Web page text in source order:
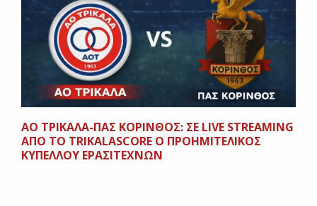
ΑΟ ΤΡΙΚΑΛΑ-ΠΑΣ ΚΟΡΙΝΘΟΣ: ΣΕ LΙVE STREAMING
AΠΟ ΤΟ TRIKALASCORE O ΠΡΟΗΜΙΤΕΛΙΚΟΣ
ΚΥΠΕΛΛΟΥ ΕΡΑΣΙΤΕΧΝΩΝ